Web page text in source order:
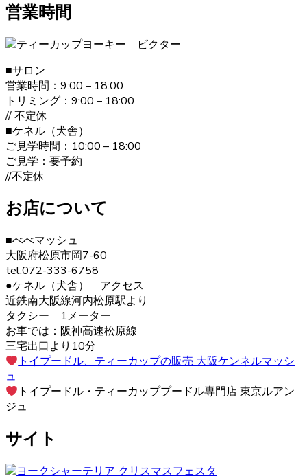
ベドールでは、ヨークシャーテリアたちの育成・販売を経
験豊富なブリーダーが行っていますのでご安心ください。
また、飼い主さんへ飼い方やしつけのレクチャーも致しま
す。ヨークシャーテリアのご購入をお考えの際は、是非当
店にご相談下さい。
2021.1.19
ヨークシャーテリアは何といっても美しい毛並みが大きな
特徴です。”動く宝石”と呼ばれとても上品な毛並みをしてい
ます。どんどん被毛は伸びてしまうので、定期的なお手入
れが必要です。伸びた被毛を結んだり、カットしたりと飼
い主の好みによってオシャレを楽しむことが出来ます。 ご
購入の際は、是非ベベドールへお問い合わせ下さい。
ヨークシャーテリアの毛色は「ダーク・スチール・ブル
ー」と言われます。 子犬の頃は黒色の割合が多く、成長す
ると顔まわりを中心に茶色の部分が増えていきます。こう
した毛色の変化も、成長の楽しみとなるでしょう。 ヨーク
シャーテリア購入をご検討の際は、お気軽にお問い合わせ
ください。
2020.12.12
ヨークシャーテリアは警戒心が強く、初対面から心を開く
ことはあまりありませんが、慣れた飼い主には甘えん坊で
す。プライドの高い犬が多いので、しつけの際は頭ごなし
面もあるので、たくさんコミュニケーションをとってあげ
ことなら、ベベドールへ是非お問い合わせください。
営業時間
■サロン
営業時間：9:00 – 18:00
トリミング：9:00 – 18:00
// 不定休
■ケネル（犬舎）
ご見学時間：10:00 – 18:00
ご見学：要予約
//不定休
お店について
■べべマッシュ
大阪府松原市岡7-60
tel.072-333-6758
●ケネル（犬舎） アクセス
近鉄南大阪線河内松原駅より
タクシー 1メーター
お車では：阪神高速松原線
三宅出口より10分
トイプードル、ティーカップの販売 大阪ケンネルマッシ
ュ
トイプードル・ティーカッププードル専門店 東京ルアン
ジュ
サイト